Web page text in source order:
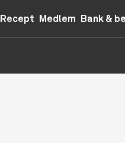
Recept Medlem Bank &